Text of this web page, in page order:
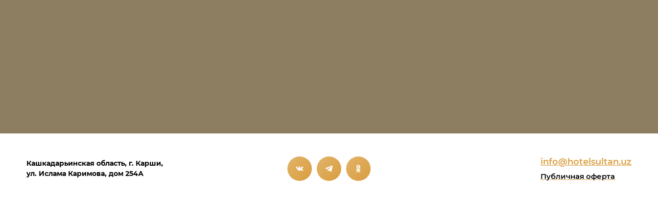
Кашкадарьинская область, г. Карши,
ул. Ислама Каримова, дом 254А
info@hotelsultan.uz
Публичная оферта